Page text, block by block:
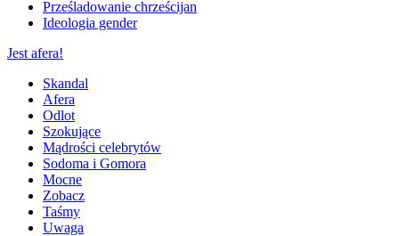
Prześladowanie chrześcijan
Ideologia gender
Jest afera!
Skandal
Afera
Odlot
Szokujące
Mądrości celebrytów
Sodoma i Gomora
Mocne
Zobacz
Taśmy
Uwaga